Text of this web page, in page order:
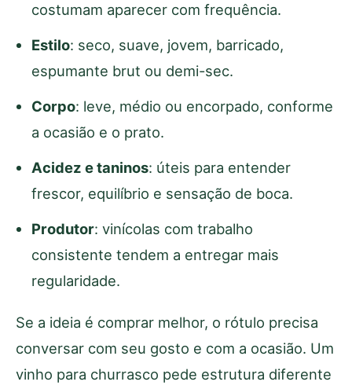
costumam aparecer com frequência.
Estilo: seco, suave, jovem, barricado,
espumante brut ou demi-sec.
Corpo: leve, médio ou encorpado, conforme
a ocasião e o prato.
Acidez e taninos: úteis para entender
frescor, equilíbrio e sensação de boca.
Produtor: vinícolas com trabalho
consistente tendem a entregar mais
regularidade.
Se a ideia é comprar melhor, o rótulo precisa
conversar com seu gosto e com a ocasião. Um
vinho para churrasco pede estrutura diferente